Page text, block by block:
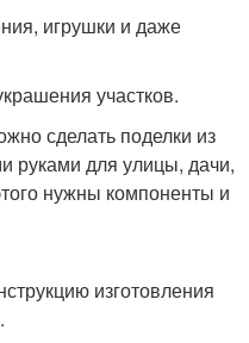
игрушки и даже
участков.
сделать поделки из
руками для улицы, дачи,
нужны компоненты и
изготовления